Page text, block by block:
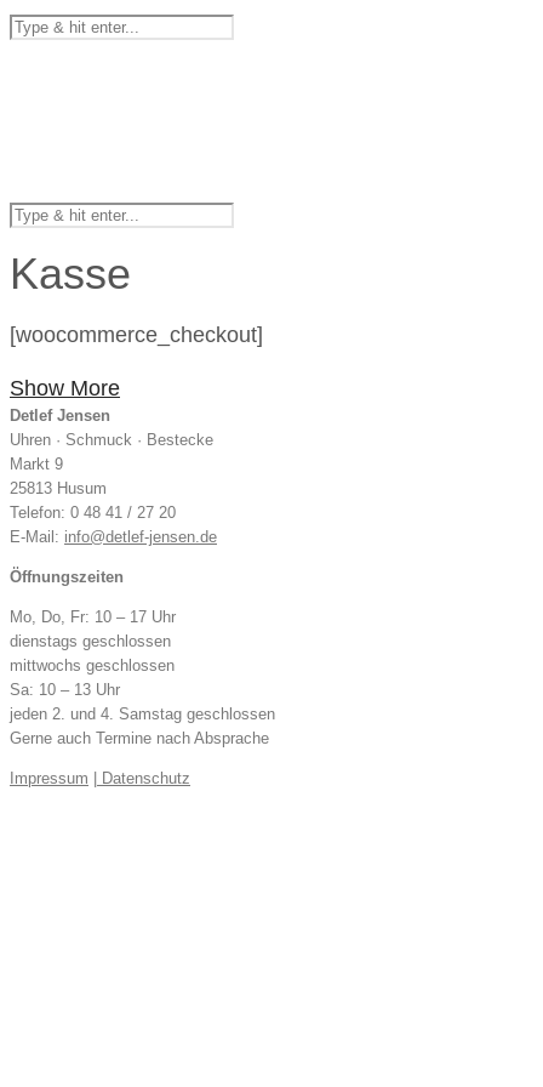
Kasse
[woocommerce_checkout]
Show More
Uhren · Schmuck · Bestecke
Markt 9
25813 Husum
Telefon: 0 48 41 / 27 20
E-Mail: info@detlef-jensen.de
Öffnungszeiten
Mo, Do, Fr: 10 – 17 Uhr
dienstags geschlossen
mittwochs geschlossen
Sa: 10 – 13 Uhr
jeden 2. und 4. Samstag geschlossen
Gerne auch Termine nach Absprache
Impressum Datenschutz